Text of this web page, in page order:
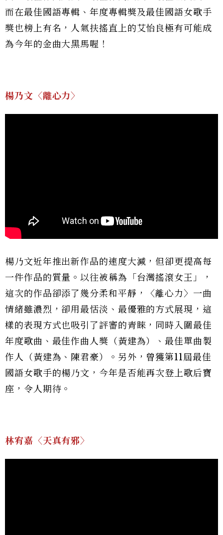
而在最佳國語專輯、年度專輯獎及最佳國語女歌手
獎也榜上有名，人氣扶搖直上的艾怡良極有可能成
為今年的金曲大黑馬喔！
楊乃文〈離心力〉
楊乃文近年推出新作品的速度大減，但卻更提高每
一件作品的質量。以往被稱為「台灣搖滾女王」，
這次的作品卻添了幾分柔和平靜，〈離心力〉一曲
情緒雖濃烈，卻用最恬淡、最優雅的方式展現，這
樣的表現方式也吸引了評審的青睞，同時入圍最佳
年度歌曲、最佳作曲人獎（黃建為）、最佳單曲製
作人（黃建為、陳君豪）。另外，曾獲第11屆最佳
國語女歌手的楊乃文，今年是否能再次登上歌后寶
座，令人期待。
林宥嘉〈天真有邪〉